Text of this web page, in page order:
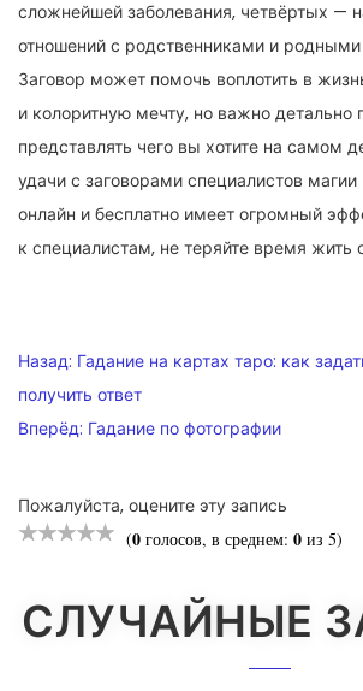
сложнейшей заболевания, четвёртых —
отношений с родственниками и родными
Заговор может помочь воплотить в
и колоритную мечту, но важно детально
представлять чего вы хотите на самом
удачи с заговорами специалистов
онлайн и бесплатно имеет огромный
к специалистам, не теряйте время жить
НАВИГАЦИЯ
ПО
ЗАПИСЯМ
Назад: Гадание на картах таро: как
получить ответ
Вперёд: Гадание по фотографии
Пожалуйста, оцените эту запись
(0 голосов, в среднем: 0 из 5)
СЛУЧАЙНЫЕ